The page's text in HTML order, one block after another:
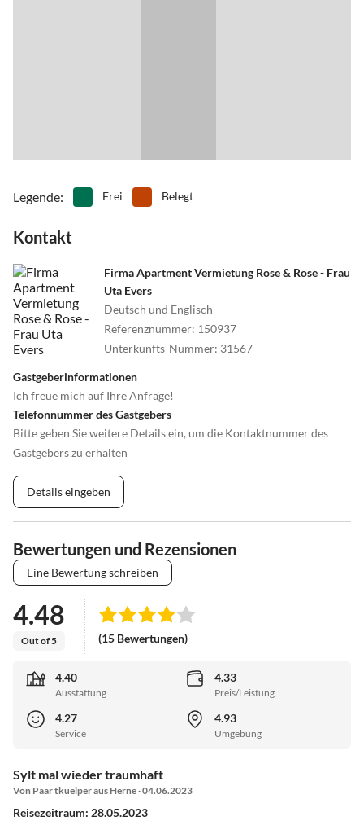
Legende: Frei Belegt
Kontakt
Firma Apartment Vermietung Rose & Rose - Frau
Uta Evers
Deutsch und Englisch
Referenznummer: 150937
Unterkunfts-Nummer: 31567
Gastgeberinformationen
Ich freue mich auf Ihre Anfrage!
Telefonnummer des Gastgebers
Bitte geben Sie weitere Details ein, um die Kontaktnummer des
Gastgebers zu erhalten
Details eingeben
Bewertungen und Rezensionen
Eine Bewertung schreiben
4.48
Out of 5 (15 Bewertungen)
4.40
Ausstattung
4.33
Preis/Leistung
4.27
Service
4.93
Umgebung
Sylt mal wieder traumhaft
Von Paar tkuelper aus Herne · 04.06.2023
Reisezeitraum: 28.05.2023